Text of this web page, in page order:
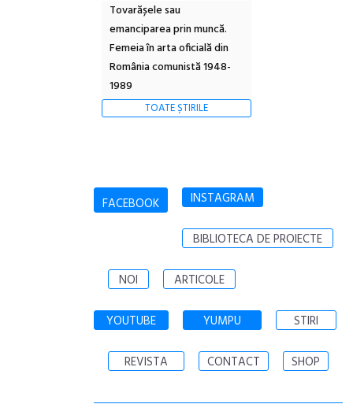
Tovarășele sau
emanciparea prin muncă.
Femeia în arta oficială din
România comunistă 1948-
1989
TOATE ȘTIRILE
FACEBOOK INSTAGRAM
BIBLIOTECA DE PROIECTE
NOI ARTICOLE
YOUTUBE YUMPU STIRI
REVISTA CONTACT SHOP